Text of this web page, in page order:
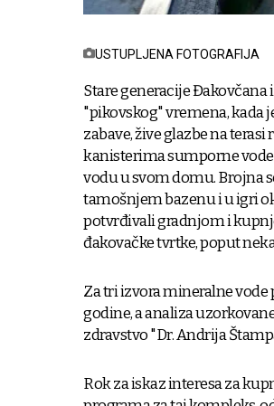
USTUPLJENA FOTOGRAFIJA
Stare generacije
"pikovskog" vremena, kada
zabave, žive glazbe na
kanisterima sumporne
vodu u svom domu. Brojna
tamošnjem bazenu i u igri
potvrđivali gradnjom i
đakovačke tvrtke, poput
Za tri izvora mineralne
godine, a analiza
zdravstvo "Dr. Andrija
Rok za iskaz interesa za